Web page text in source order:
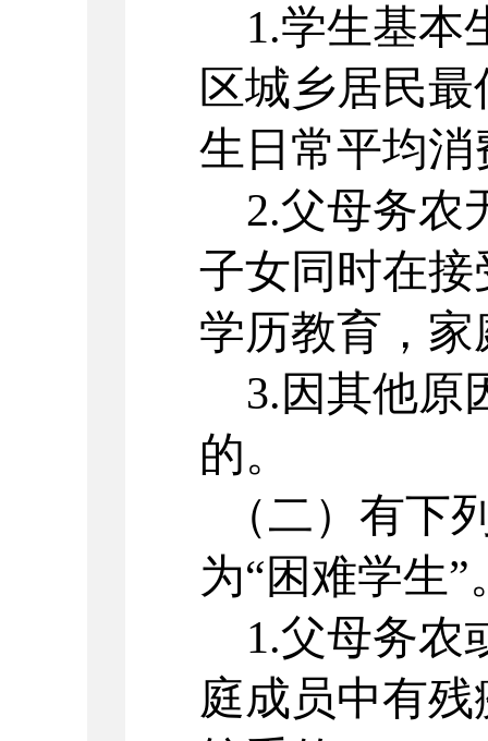
1.学生基本
区城乡居民
生日常平均消
2.父母务农
子女同时在
学历教育，
3.因其他原
的。
（二）有下
为“困难学生”
1.父母务农
庭成员中有